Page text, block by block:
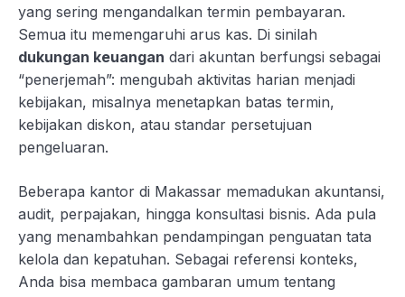
yang sering mengandalkan termin pembayaran.
Semua itu memengaruhi arus kas. Di sinilah
dukungan keuangan dari akuntan berfungsi sebagai
“penerjemah”: mengubah aktivitas harian menjadi
kebijakan, misalnya menetapkan batas termin,
kebijakan diskon, atau standar persetujuan
pengeluaran.
Beberapa kantor di Makassar memadukan akuntansi,
audit, perpajakan, hingga konsultasi bisnis. Ada pula
yang menambahkan pendampingan penguatan tata
kelola dan kepatuhan. Sebagai referensi konteks,
Anda bisa membaca gambaran umum tentang